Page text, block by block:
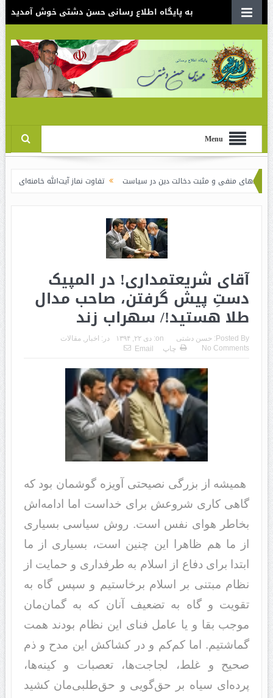
به پایگاه اطلاع رسانی حسن دشتی خوش آمدید
Menu
مثبت دخالت دین در سیاست تفاوت نماز آیت‌الله خامنه‌ای برای شاهرودی و
آقای شریعتمداری! در المپیک
دستِ پیش گرفتن، صاحب مدال
طلا هستید!/ سهراب زند
Posted By: حسن دشتی on: دی ۲۲, ۱۳۹۴ در: اخبار , مقالات
No Comments
چاپ Email
همیشه از بزرگی نصیحتی آویزه گوشمان بود که
گاهی کاری شروعش برای خداست اما ادامه‌اش
بخاطر هوای نفس است. روش سیاسی بسیاری
از ما هم ظاهرا این چنین است، بسیاری از ما
ابتدا برای دفاع از اسلام به طرفداری و حمایت از
نظام مبتنی بر اسلام برخاستیم و سپس گاه به
تقویت و گاه به تضعیف آنان که به گمان‌مان
موجب بقا و یا عامل فنای این نظام بودند همت
گماشتیم. اما کم‌کم و در کشاکش این مدح و ذم
صحیح و غلط، لجاجت‌ها، تعصبات و کینه‌ها،
پرده‌ای سیاه بر حق‌گویی و حق‌طلبی‌مان کشید